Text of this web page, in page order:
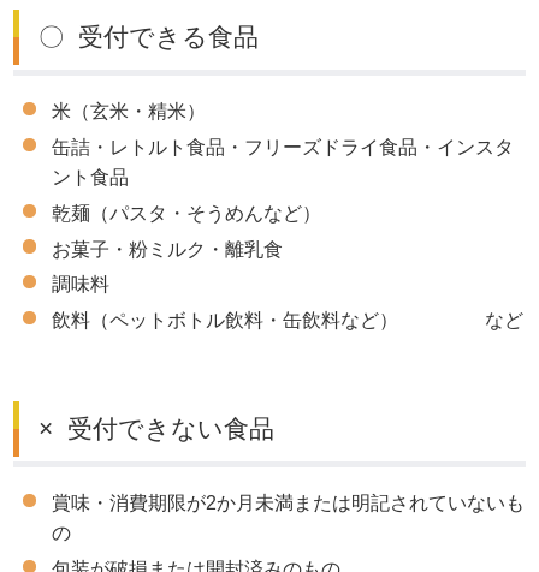
〇 受付できる食品
米（玄米・精米）
缶詰・レトルト食品・フリーズドライ食品・インスタ
ント食品
乾麺（パスタ・そうめんなど）
お菓子・粉ミルク・離乳食
調味料
飲料（ペットボトル飲料・缶飲料など） など
× 受付できない食品
賞味・消費期限が2か月未満または明記されていないも
の